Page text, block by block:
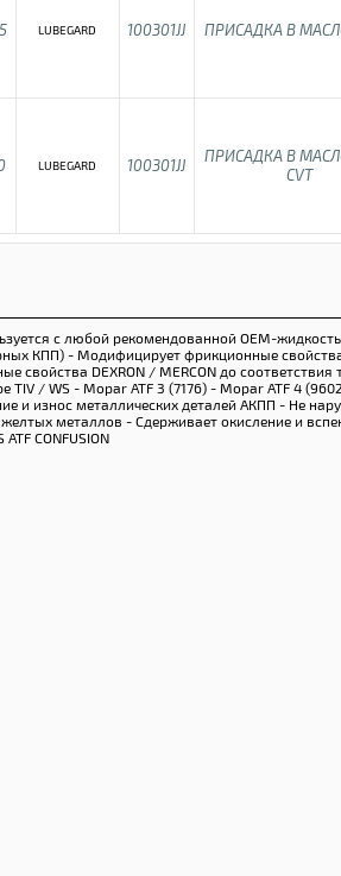
LUBEGARD 100301JJ ПРИСАДКА В
LUBEGARD 100301JJ
ПРИСАДКА В
CVT
с любой рекомендованной ОЕМ-жидкость
КПП) - Модифицирует фрикционные свойства
свойства DEXRON / MERCON до
TIV / WS - Mopar ATF 3 (7176) - Mopar ATF 4
и износ металлических деталей АКПП - Не
металлов - Сдерживает окисление и
CONFUSION